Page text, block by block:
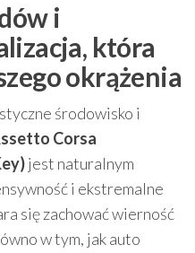
i
która
okrążenia
środowisko i
Corsa
jest naturalnym
i ekstremalne
się zachować wierność
w tym, jak auto